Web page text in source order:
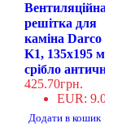
Вентиляційна
решітка для
каміна Darco
K1, 135х195 мм,
срібло античне
425.70грн.
EUR: 9.00€
Додати в кошик